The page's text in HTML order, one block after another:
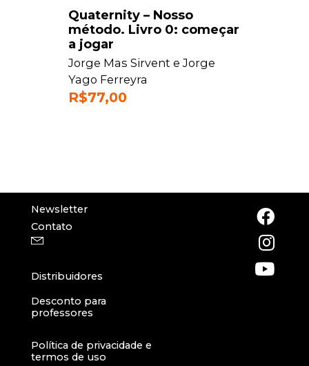
Quaternity – Nosso
método. Livro 0: começar
a jogar
Jorge Mas Sirvent e Jorge
Yago Ferreyra
R$77,00
Newsletter
Contato
Distribuidores
Desconto para
professores
Política de privacidade e
termos de uso